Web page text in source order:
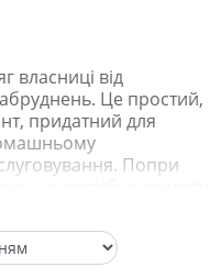
власниці від
Це простий,
придатний для
Попри
не потрібно скидати
Прикольний
гарного
найскладнішу